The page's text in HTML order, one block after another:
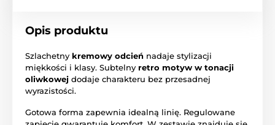
Opis produktu
Szlachetny kremowy odcień nadaje stylizacji
miękkości i klasy. Subtelny retro motyw w tonacji
oliwkowej dodaje charakteru bez przesadnej
wyrazistości.
Gotowa forma zapewnia idealną linię. Regulowane